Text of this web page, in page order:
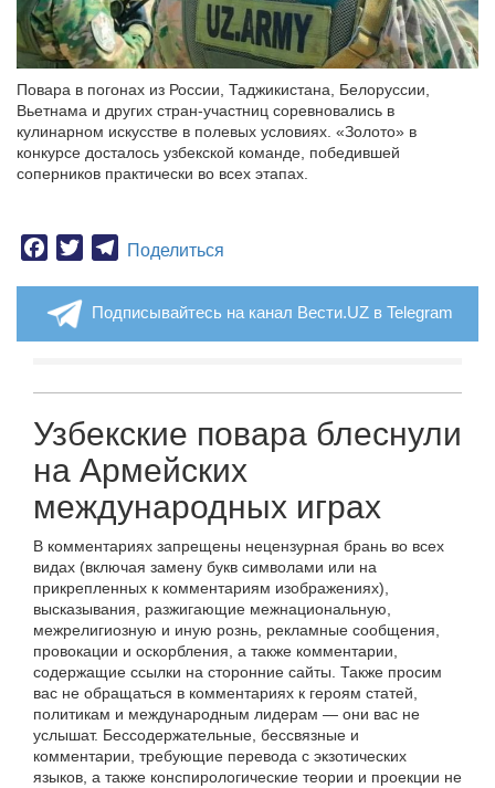
Повара в погонах из России, Таджикистана, Белоруссии,
Вьетнама и других стран-участниц соревновались в
кулинарном искусстве в полевых условиях. «Золото» в
конкурсе досталось узбекской команде, победившей
соперников практически во всех этапах.
Facebook
TwitterTelegram
Поделиться
Подписывайтесь на канал Вести.UZ в Telegram
Узбекские повара блеснули
на Армейских
международных играх
В комментариях запрещены нецензурная брань во всех
видах (включая замену букв символами или на
прикрепленных к комментариям изображениях),
высказывания, разжигающие межнациональную,
межрелигиозную и иную рознь, рекламные сообщения,
провокации и оскорбления, а также комментарии,
содержащие ссылки на сторонние сайты. Также просим
вас не обращаться в комментариях к героям статей,
политикам и международным лидерам — они вас не
услышат. Бессодержательные, бессвязные и
комментарии, требующие перевода с экзотических
языков, а также конспирологические теории и проекции не